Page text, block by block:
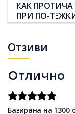
КАК
ПРИ ПО-
Отзиви
Отлично
Базирана на 1300